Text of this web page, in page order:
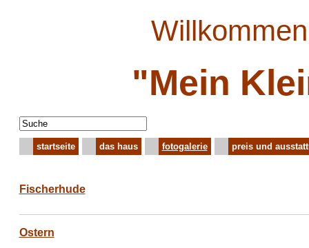
"Mein
startseite das haus fotogalerie preis und
Fischerhude
Ostern